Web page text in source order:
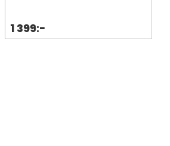
1 399:-